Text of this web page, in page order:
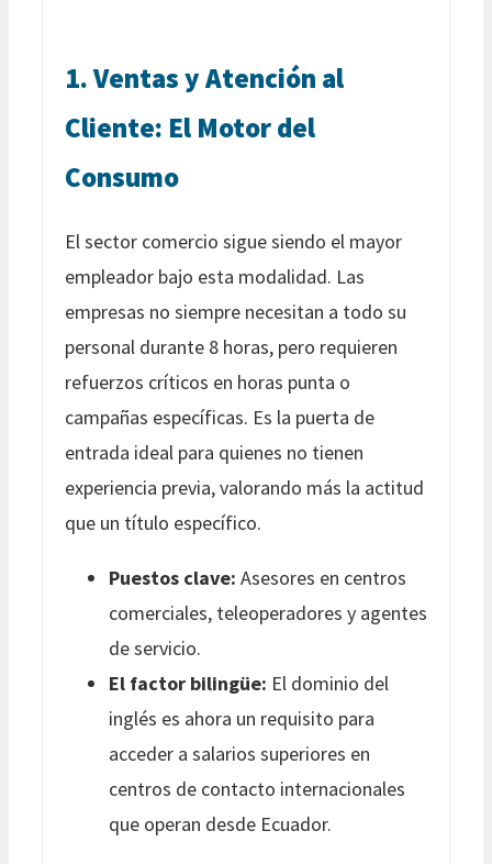
1. Ventas y Atención al
Cliente: El Motor del
Consumo
El sector comercio sigue siendo el mayor
empleador bajo esta modalidad. Las
empresas no siempre necesitan a todo su
personal durante 8 horas, pero requieren
refuerzos críticos en horas punta o
campañas específicas. Es la puerta de
entrada ideal para quienes no tienen
experiencia previa, valorando más la actitud
que un título específico.
Puestos clave: Asesores en centros
comerciales, teleoperadores y agentes
de servicio.
El factor bilingüe: El dominio del
inglés es ahora un requisito para
acceder a salarios superiores en
centros de contacto internacionales
que operan desde Ecuador.